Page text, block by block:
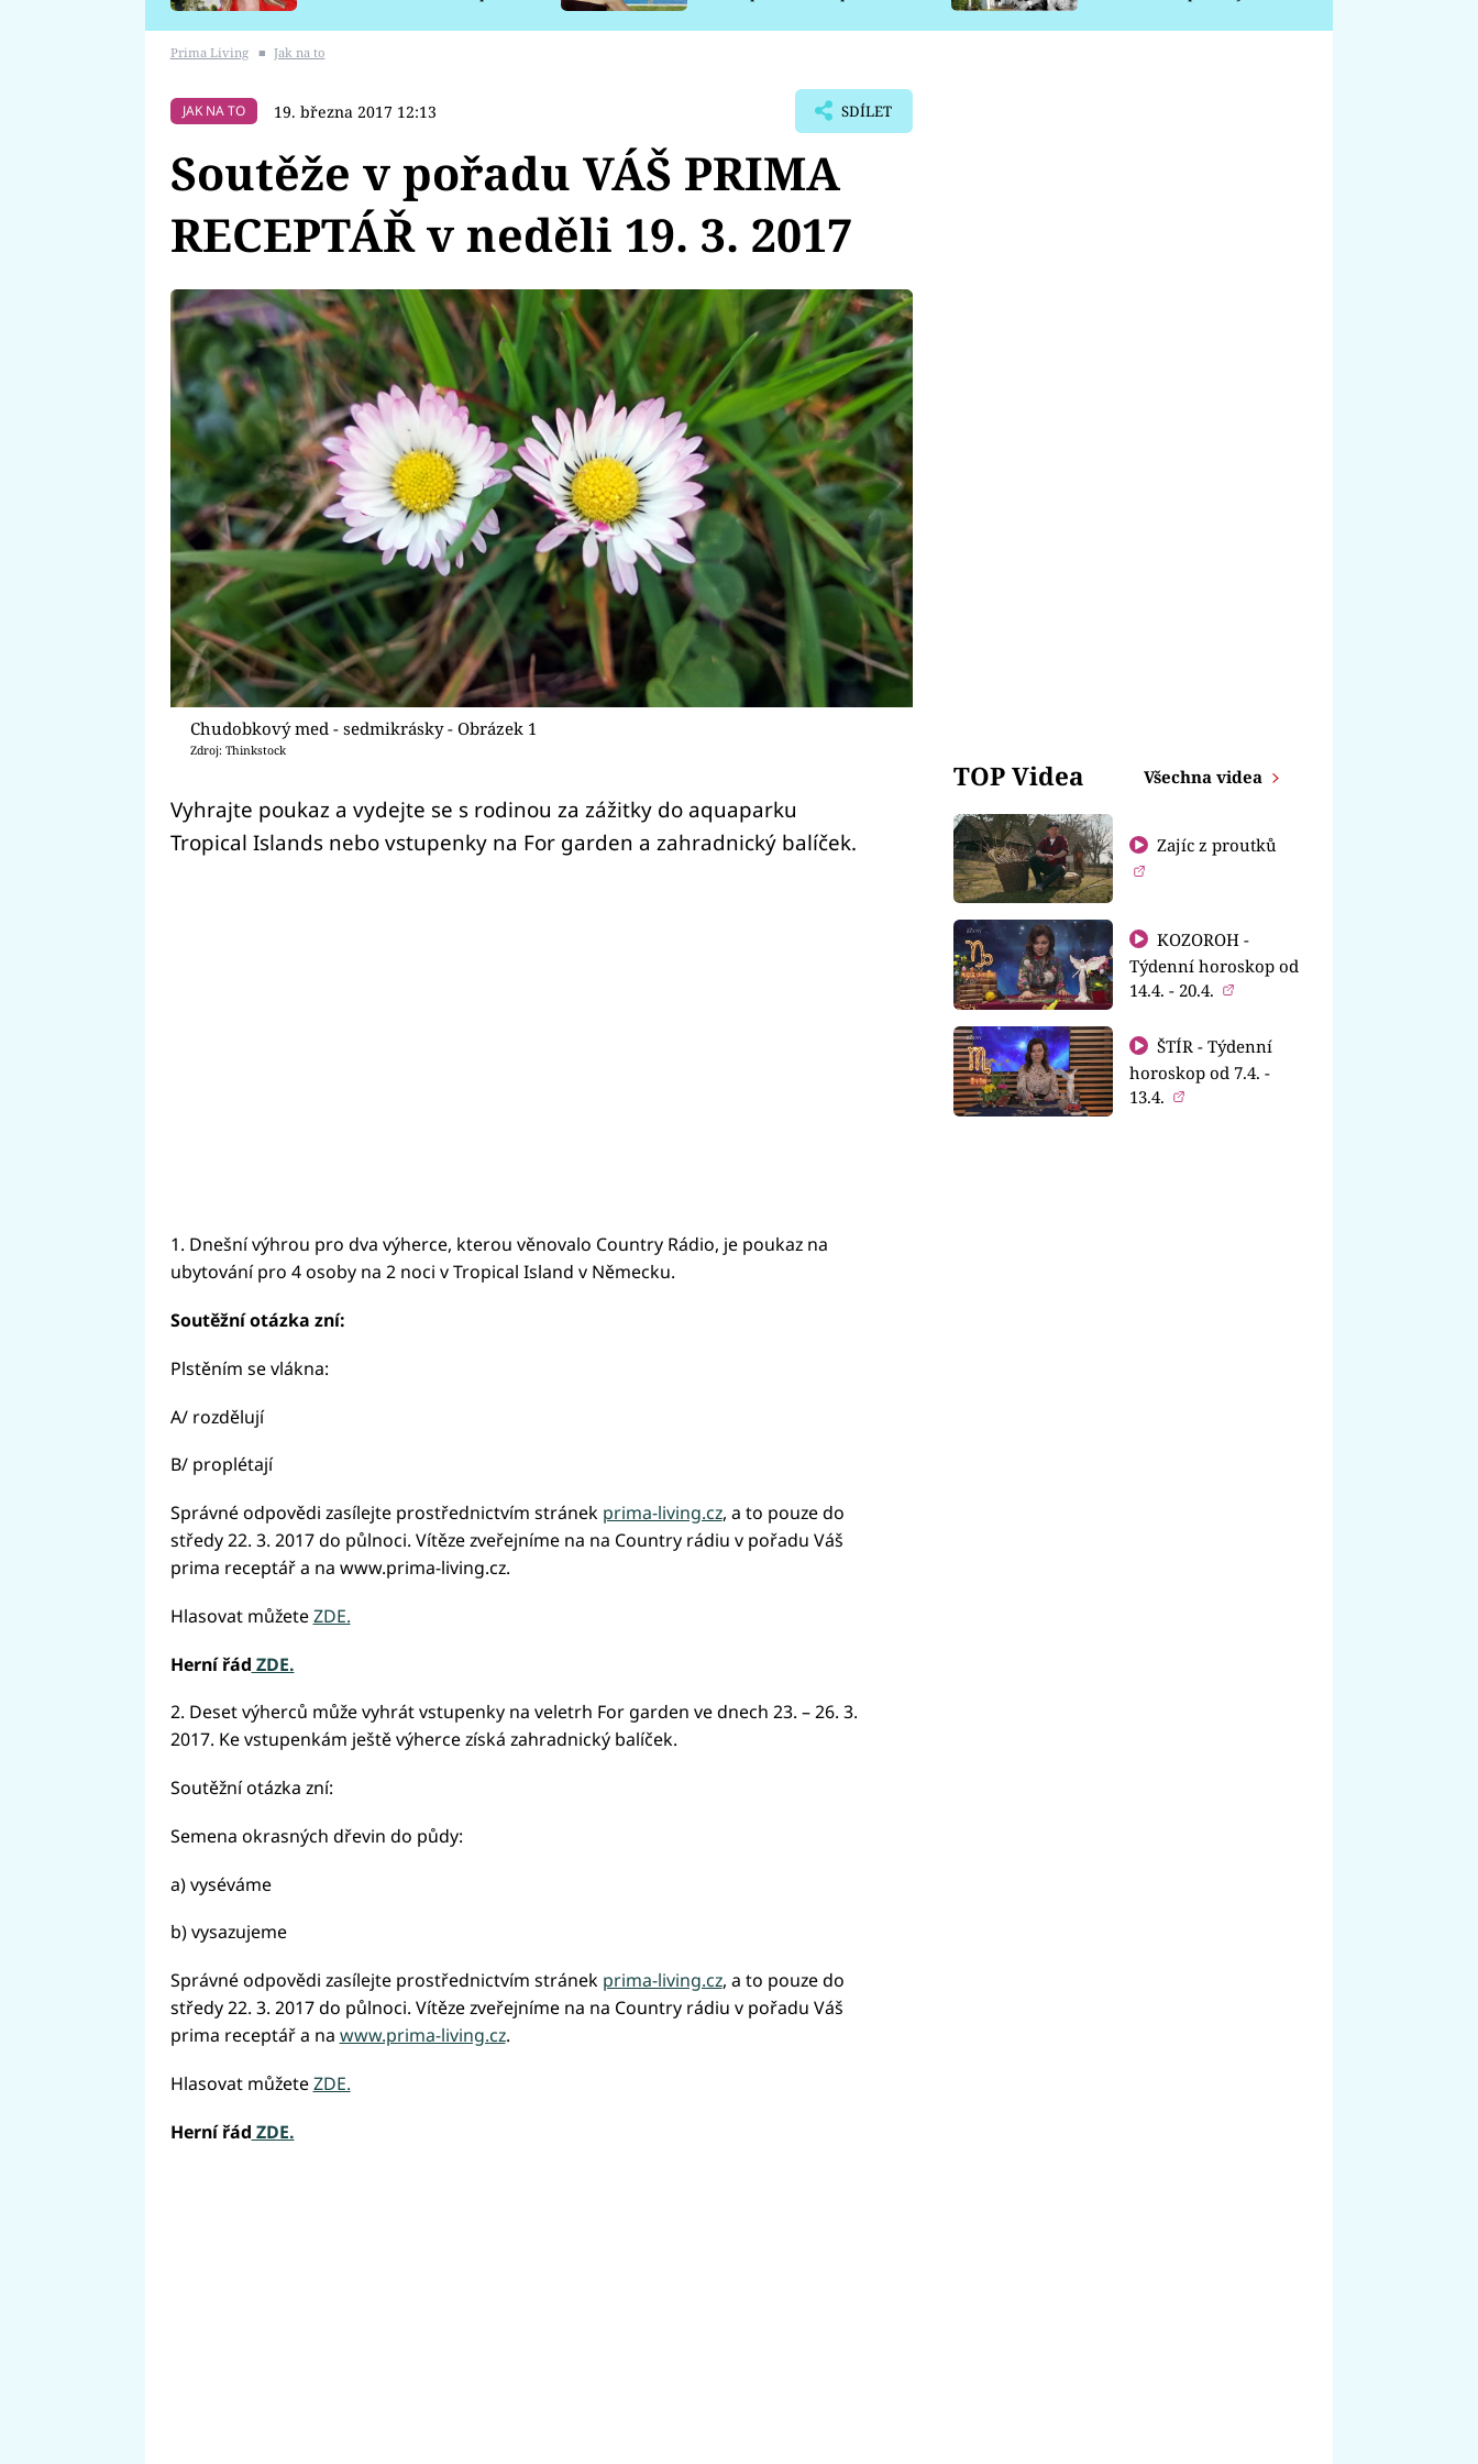
Prima Living ■ Jak na to
JAK NA TO 19. března 2017 12:13 SDÍLET
Soutěže v pořadu VÁŠ PRIMA
RECEPTÁŘ v neděli 19. 3. 2017
Chudobkový med - sedmikrásky - Obrázek 1
Zdroj: Thinkstock
Vyhrajte poukaz a vydejte se s rodinou za zážitky do aquaparku
Tropical Islands nebo vstupenky na For garden a zahradnický balíček.
1. Dnešní výhrou pro dva výherce, kterou věnovalo Country Rádio, je poukaz na
ubytování pro 4 osoby na 2 noci v Tropical Island v Německu.
Soutěžní otázka zní:
Plstěním se vlákna:
A/ rozdělují
B/ proplétají
Správné odpovědi zasílejte prostřednictvím stránek prima-living.cz, a to pouze do
středy 22. 3. 2017 do půlnoci. Vítěze zveřejníme na na Country rádiu v pořadu Váš
prima receptář a na www.prima-living.cz.
Hlasovat můžeteZDE.
Herní řád ZDE.
2. Deset výherců může vyhrát vstupenky na veletrh For garden ve dnech 23. – 26. 3.
2017. Ke vstupenkám ještě výherce získá zahradnický balíček.
Soutěžní otázka zní:
Semena okrasných dřevin do půdy:
a) vyséváme
b) vysazujeme
Správné odpovědi zasílejte prostřednictvím stránek prima-living.cz, a to pouze do
středy 22. 3. 2017 do půlnoci. Vítěze zveřejníme na na Country rádiu v pořadu Váš
prima receptář a na www.prima-living.cz.
Hlasovat můžeteZDE.
Herní řád ZDE.
TOP Videa Všechna videa
Zajíc z proutků
KOZOROH -
Týdenní horoskop od
14.4. - 20.4.
ŠTÍR - Týdenní
horoskop od 7.4. -
13.4.